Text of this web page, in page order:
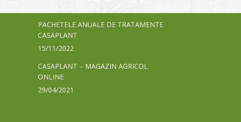
PACHETELE ANUALE DE TRATAMENTE
CASAPLANT
15/11/2022
CASAPLANT – MAGAZIN AGRICOL
ONLINE
29/04/2021